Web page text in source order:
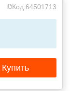
Код:64501713
Купить